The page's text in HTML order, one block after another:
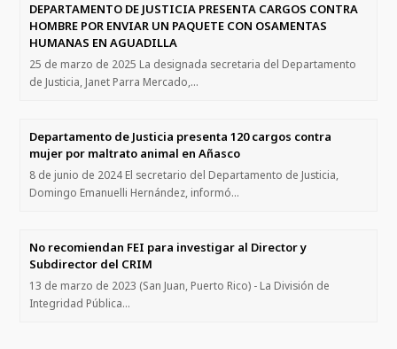
DEPARTAMENTO DE JUSTICIA PRESENTA CARGOS CONTRA
HOMBRE POR ENVIAR UN PAQUETE CON OSAMENTAS
HUMANAS EN AGUADILLA
25 de marzo de 2025 La designada secretaria del Departamento
de Justicia, Janet Parra Mercado,…
Departamento de Justicia presenta 120 cargos contra
mujer por maltrato animal en Añasco
8 de junio de 2024 El secretario del Departamento de Justicia,
Domingo Emanuelli Hernández, informó…
No recomiendan FEI para investigar al Director y
Subdirector del CRIM
13 de marzo de 2023 (San Juan, Puerto Rico) - La División de
Integridad Pública…